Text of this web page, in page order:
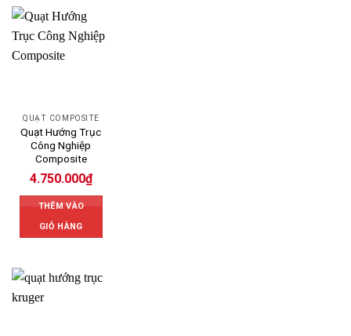
QUẠT COMPOSITE
Quạt Hướng Trục
Công Nghiệp
Composite
4.750.000₫
THÊM VÀO
GIỎ HÀNG